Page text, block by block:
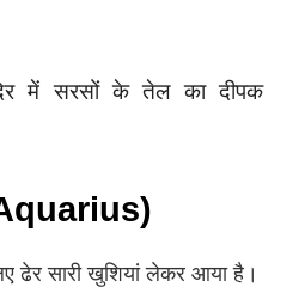
में सरसों के तेल का दीपक
ढेर सारी खुशियां लेकर आया है।